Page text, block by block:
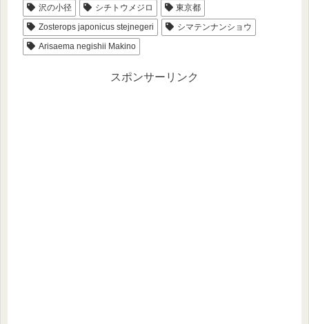
沢の小径
シチトウメジロ
東京都
Zosterops japonicus stejnegeri
シマテンナンショウ
Arisaema negishii Makino
スポンサーリンク